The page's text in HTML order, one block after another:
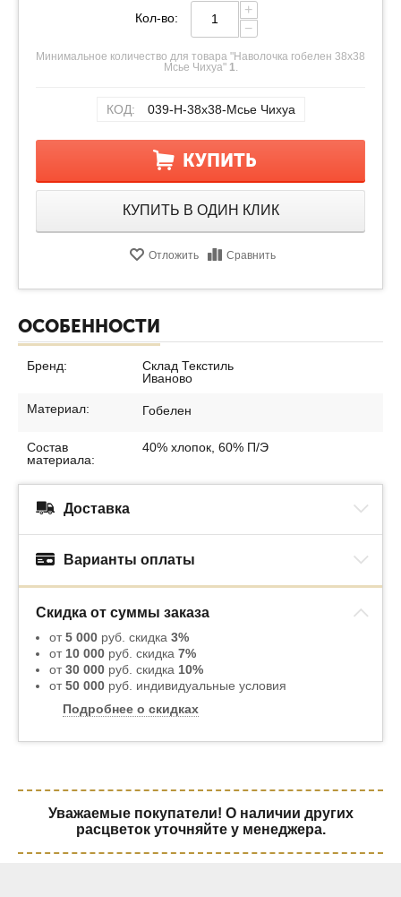
Кол-во:
+
−
Минимальное количество для товара "Наволочка гобелен 38х38
Мсье Чихуа" 1.
КОД: 039-Н-38х38-Мсье Чихуа
КУПИТЬ
КУПИТЬ В ОДИН КЛИК
Отложить Сравнить
ОСОБЕННОСТИ
Бренд:
Склад Текстиль
Иваново
Материал: Гобелен
Состав
материала:
40% хлопок, 60% П/Э
Доставка
Варианты оплаты
Скидка от суммы заказа
от5 000 руб. скидка 3%
от 10 000 руб. скидка 7%
от30 000 руб. скидка 10%
от50 000 руб. индивидуальные условия
Подробнее о скидках
Уважаемые покупатели! О наличии других
расцветок уточняйте у менеджера.